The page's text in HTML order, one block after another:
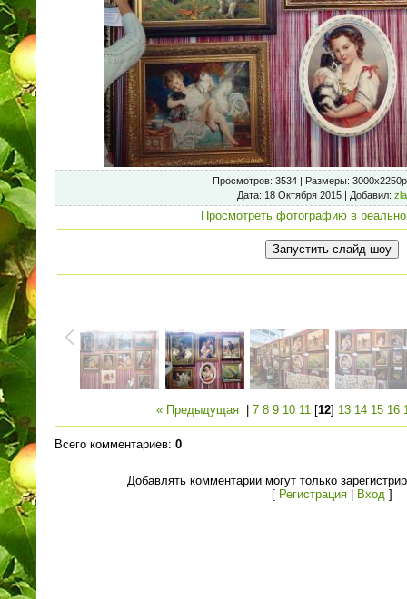
Просмотров: 3534 | Размеры:
Дата: 18 Октября 2015 | Добавил:
Просмотреть фотографию в
« Предыдущая 7 8 9 10 11 [12] 13 14 15 16
Всего комментариев: 0
Добавлять комментарии могут только
[ Регистрация| Вход ]